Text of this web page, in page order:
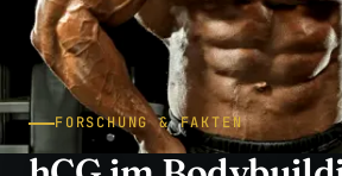
FORSCHUNG & FAKTEN